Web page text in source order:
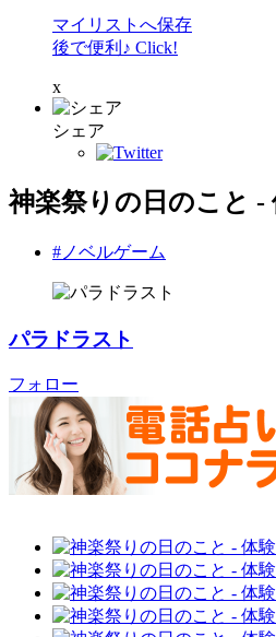
マイリストへ保存
後で便利♪ Click!
x
シェア
神楽祭りの日のこと -
#ノベルゲーム
パラドラスト
フォロー